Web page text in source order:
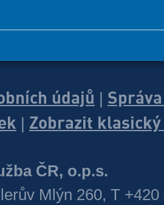
údajů
Zobrazit
ČR, o.p.s.
Mlýn 260, T +420